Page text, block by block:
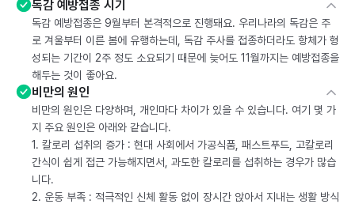
독감 예방접종 시기
독감 예방접종은 9월부터 본격적으로 진행돼요. 우리나라의 독감은 주
로 겨울부터 이른 봄에 유행하는데, 독감 주사를 접종하더라도 항체가 형
성되는 기간이 2주 정도 소요되기 때문에 늦어도 11월까지는 예방접종을
해두는 것이 좋아요.
비만의 원인
비만의 원인은 다양하며, 개인마다 차이가 있을 수 있습니다. 여기 몇 가
지 주요 원인은 아래와 같습니다.
1. 칼로리 섭취의 증가 : 현대 사회에서 가공식품, 패스트푸드, 고칼로리
간식이 쉽게 접근 가능해지면서, 과도한 칼로리를 섭취하는 경우가 많습
니다.
2. 운동 부족 : 적극적인 신체 활동 없이 장시간 앉아서 지내는 생활 방식